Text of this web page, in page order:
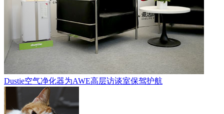
Dustie空气净化器为AWE高层访谈室保驾护航